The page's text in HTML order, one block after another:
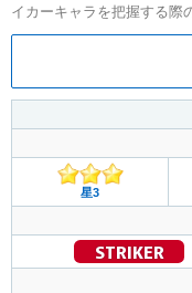
イカーキャラを把握する際
星3
STRIKER